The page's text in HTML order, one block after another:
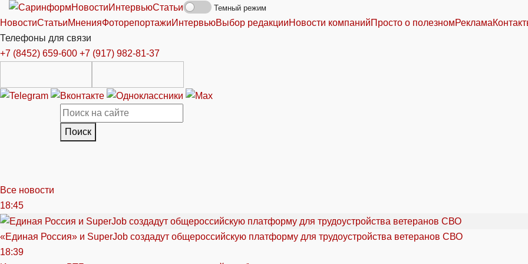
НовостиИнтервьюСтатьи Темный режим
НовостиСтатьиМненияФоторепортажиИнтервьюВыбор редакцииНовости компанийПросто о полезномРеклама
Телефоны для связи
+7 (8452) 659-600 +7 (917) 982-81-37
Поиск
Все новости
18:45
«Единая Россия» и SuperJob создадут общероссийскую платформу для трудоустройства ветеранов СВО
18:39